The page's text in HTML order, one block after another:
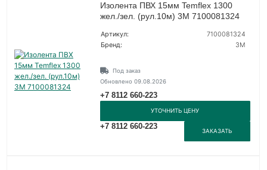
Изолента ПВХ 15мм Temflex 1300
жел./зел. (рул.10м) 3М 7100081324
Артикул:
7100081324
Бренд:
3М
Под заказ
Обновлено 09.08.2026
+7 8112 660-223
УТОЧНИТЬ ЦЕНУ
+7 8112 660-223
ЗАКАЗАТЬ